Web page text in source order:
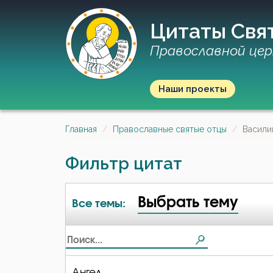
Цитаты
Православной
Наши проекты
Главная Православные святые отцы
Фильтр цитат
Все темы: Выбрать тему